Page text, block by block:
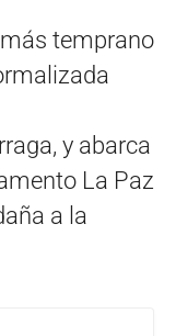
temprano
y abarca
La Paz
a la